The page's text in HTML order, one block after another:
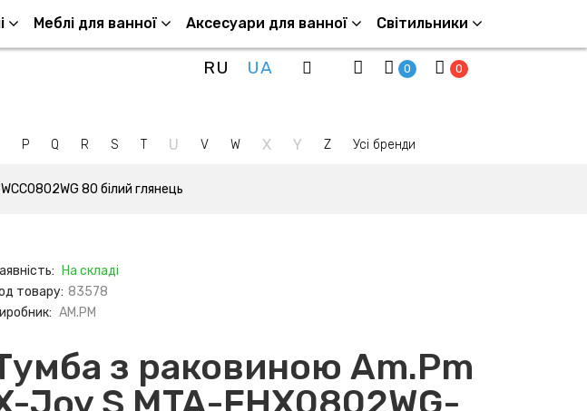
RU UA 0 0
Меблі для ванної Аксесуари для ванної Світильники
P Q R S T U V W X Y Z Усі бренди
80 білий глянець
На складі
товару: 83578
AM.PM
з раковиною Am.Pm